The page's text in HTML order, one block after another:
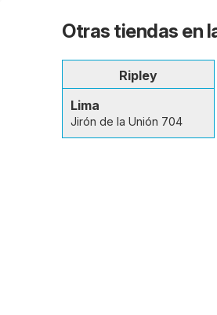
Otras tiendas en
Ripley
Lima
Jirón de la Unión 704